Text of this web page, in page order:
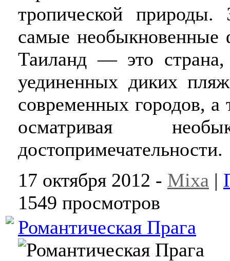
тропической природы.
самые необыкновенные
Таиланд — это
уединенных диких
современных городов, а
осматривая
достопримечательности.
17 октября 2012 - Mixa |
1549 просмотров
Романтическая Прага